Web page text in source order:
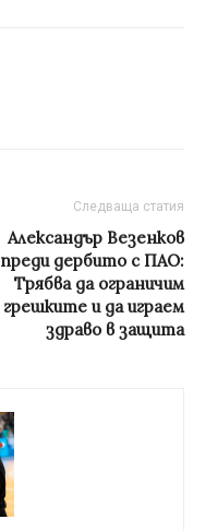
Следваща статия
Александър Везенков
преди дербито с ПАО:
Трябва да ограничим
грешките и да играем
здраво в защита